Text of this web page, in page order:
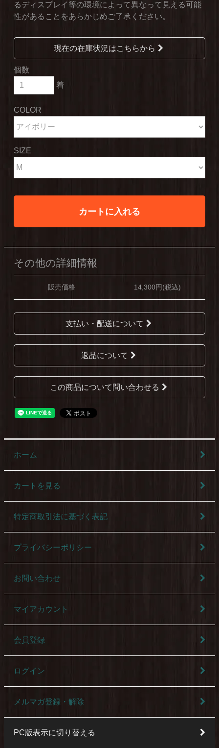
るディスプレイ等の環境によって異なって見える可能
性があることをあらかじめご了承ください。
現在の在庫状況はこちらから
個数
着
COLOR
SIZE
カートに入れる
その他の詳細情報
販売価格 14,300円(税込)
支払い・配送について
返品について
この商品について問い合わせる
ホーム
カートを見る
特定商取引法に基づく表記
プライバシーポリシー
お問い合わせ
マイアカウント
会員登録
ログイン
メルマガ登録・解除
PC版表示に切り替える